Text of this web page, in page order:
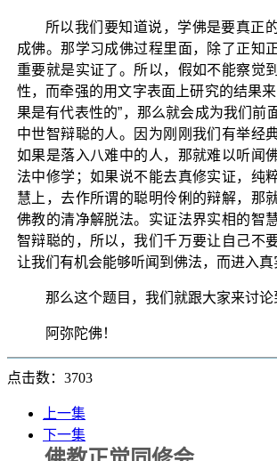
所以我们要知道说，学佛是要真正
成佛。那学习成佛过程里面，除了正知
重要就是实证了。所以，假如不能察觉
性，而牵强的用文字表面上研究的结果
果是有代表性的”，那么就会成为我们前
中世智辩聪的人。因为刚刚我们有举经
如果是落入八难中的人，那就难以听闻
法中修学；如果说不能去真修实证，纯
慧上，去作所谓的聪明伶俐的辩解，那
佛教的清净解脱法。实证法界实相的智
智辩聪的，所以，我们千万要让自己不
让我们有机会能够听闻到佛法，而进入真
那么这个题目，我们就跟大家来讨论
阿弥陀佛！
点击数：3703
上一集
下一集